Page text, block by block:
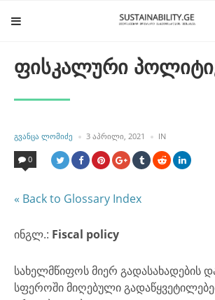
ფისკალური
POSTED
BY
ᲒᲕᲐᲜᲪᲐ ᲚᲝᲛᲘᲫᲔ 3 ᲐᲞᲠᲘᲚᲘ, 2021 INPOSTED
IN
0
« Back to Glossary Index
ინგლ.: Fiscal policy
სახელმწიფოს მიერ გადასახადების
სფეროში მიღებული